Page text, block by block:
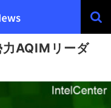
力AQIMリーダ